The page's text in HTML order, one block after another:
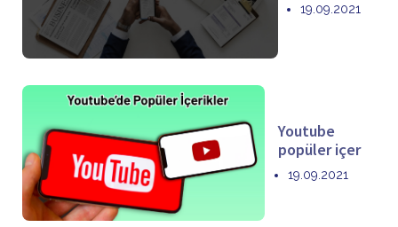
19.09.2021
Youtube
popüler içer
19.09.2021